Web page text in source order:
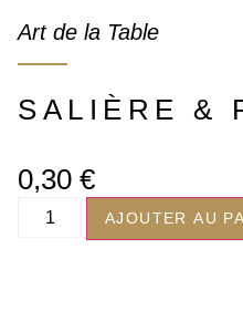
Art de la Table
SALIÈRE &
0,30 €
AJOUTER AU